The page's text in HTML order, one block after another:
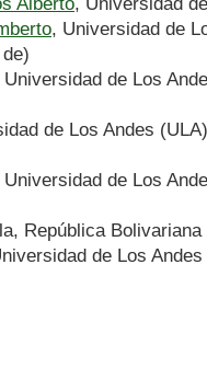
, Universidad de
Universidad de Los
de Los Andes
Universidad de Los
República Bolivariana
de Los